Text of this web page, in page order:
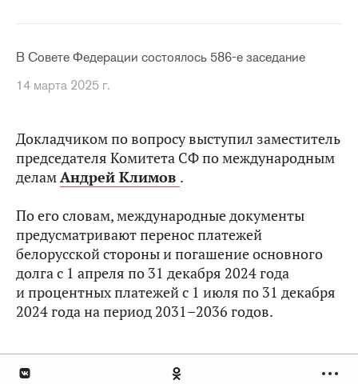
В Совете Федерации состоялось 586-е заседание
14 марта 2025 г.
Докладчиком по вопросу выступил заместитель
председателя Комитета СФ по международным
деламАндрей Климов .
По его словам, международные документы
предусматривают перенос платежей
белорусской стороны и погашение основного
долга с 1 апреля по 31 декабря 2024 года
и процентных платежей с 1 июля по 31 декабря
2024 года на период 2031–2036 годов.